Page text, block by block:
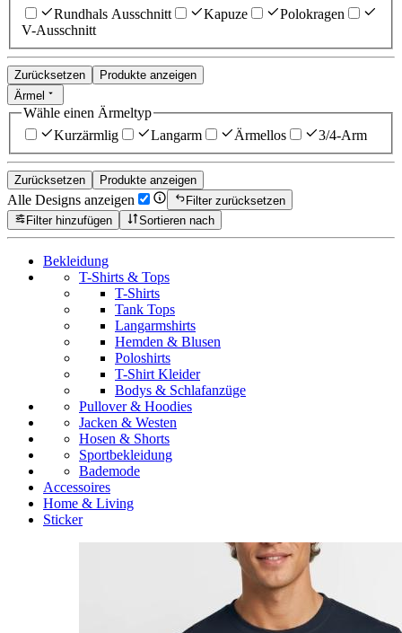
Rundhals Ausschnitt
Kapuze
Polokragen
V-Ausschnitt
Zurücksetzen
Produkte anzeigen
Ärmel
Wähle einen Ärmeltyp
Kurzärmlig
Langarm Ärmellos 3/4-Arm
Zurücksetzen Produkte anzeigen
Alle Designs anzeigen
Filter zurücksetzen
Filter hinzufügen
Sortieren nach
Bekleidung
T-Shirts & Tops
T-Shirts
Tank Tops
Langarmshirts
Hemden & Blusen
Poloshirts
T-Shirt Kleider
Bodys & Schlafanzüge
Pullover & Hoodies
Jacken & Westen
Hosen & Shorts
Sportbekleidung
Bademode
Accessoires
Home & Living
Sticker